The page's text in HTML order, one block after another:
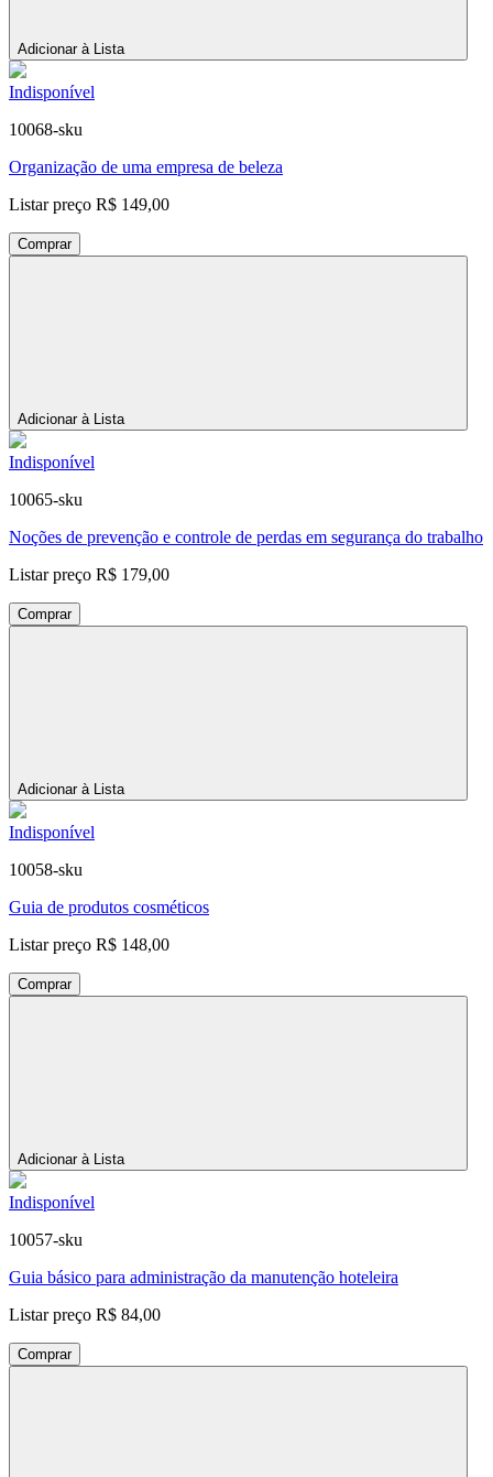
Adicionar à Lista
Indisponível
10068-sku
Organização de uma empresa de beleza
Listar preço R$ 149,00
Comprar
Adicionar à Lista
Indisponível
10065-sku
Noções de prevenção e controle de perdas em segurança do trabalho
Listar preço R$ 179,00
Comprar
Adicionar à Lista
Indisponível
10058-sku
Guia de produtos cosméticos
Listar preço R$ 148,00
Comprar
Adicionar à Lista
Indisponível
10057-sku
Guia básico para administração da manutenção hoteleira
Listar preço R$ 84,00
Comprar